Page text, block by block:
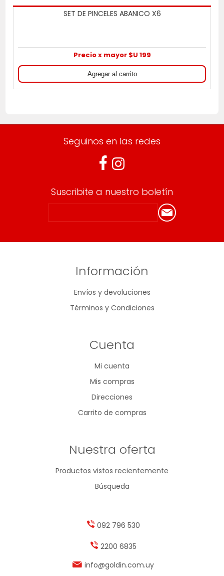
SET DE PINCELES ABANICO X6
Precio x mayor $U 199
Seguinos en las redes
Suscribite a nuestro boletín
Información
Envíos y devoluciones
Términos y Condiciones
Cuenta
Mi cuenta
Mis compras
Direcciones
Carrito de compras
Nuestra oferta
Productos vistos recientemente
Búsqueda
092 796 530
2200 6835
info@goldin.com.uy